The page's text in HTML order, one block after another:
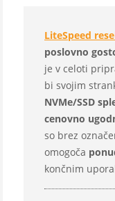
LiteSpeed
poslovno
je v celoti
bi svojim
NVMe/SSD
cenovno
so brez
omogoča
končnim